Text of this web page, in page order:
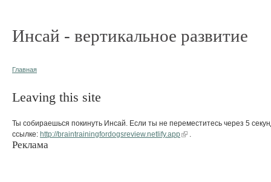
Инсай - вертикальное развитие
Главная
Leaving this site
Ты собираешься покинуть Инсай. Если ты не переместитесь через 5
ссылке: http://braintrainingfordogsreview.netlify.app
Реклама